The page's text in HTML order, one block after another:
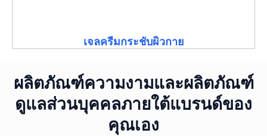
เจลครีมกระชับผิวกาย
ผลิตภัณฑ์ความงามและผลิตภัณฑ์
ดูแลส่วนบุคคลภายใต้แบรนด์ของ
คุณเอง